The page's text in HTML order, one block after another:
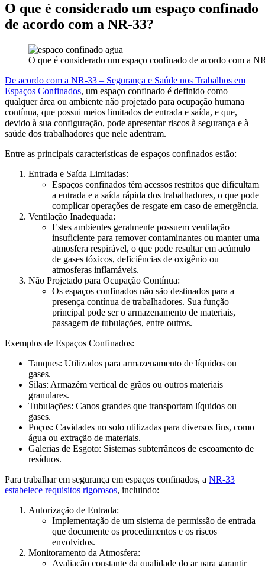
O que é considerado um espaço confinado
de acordo com a NR-33?
O que é considerado um espaço confinado de acordo com a
De acordo com a NR-33 – Segurança e Saúde nos Trabalhos em
Espaços Confinados, um espaço confinado é definido como
qualquer área ou ambiente não projetado para ocupação humana
contínua, que possui meios limitados de entrada e saída, e que,
devido à sua configuração, pode apresentar riscos à segurança e à
saúde dos trabalhadores que nele adentram.
Entre as principais características de espaços confinados estão:
Entrada e Saída Limitadas:
Espaços confinados têm acessos restritos que dificultam
a entrada e a saída rápida dos trabalhadores, o que pode
complicar operações de resgate em caso de emergência.
Ventilação Inadequada:
Estes ambientes geralmente possuem ventilação
insuficiente para remover contaminantes ou manter uma
atmosfera respirável, o que pode resultar em acúmulo
de gases tóxicos, deficiências de oxigênio ou
atmosferas inflamáveis.
Não Projetado para Ocupação Contínua:
Os espaços confinados não são destinados para a
presença contínua de trabalhadores. Sua função
principal pode ser o armazenamento de materiais,
passagem de tubulações, entre outros.
Exemplos de Espaços Confinados:
Tanques: Utilizados para armazenamento de líquidos ou
gases.
Silas: Armazém vertical de grãos ou outros materiais
granulares.
Tubulações: Canos grandes que transportam líquidos ou
gases.
Poços: Cavidades no solo utilizadas para diversos fins, como
água ou extração de materiais.
Galerias de Esgoto: Sistemas subterrâneos de escoamento de
resíduos.
Para trabalhar em segurança em espaços confinados, a NR-33
estabelece requisitos rigorosos, incluindo:
Autorização de Entrada:
Implementação de um sistema de permissão de entrada
que documente os procedimentos e os riscos
envolvidos.
Monitoramento da Atmosfera:
Avaliação constante da qualidade do ar para garantir